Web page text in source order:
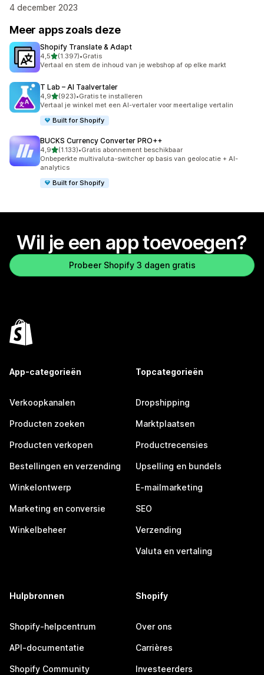
4 december 2023
Meer apps zoals deze
Shopify Translate & Adapt
4,5van 5 sterren
(1.397)
1397 recensies in totaal
•Gratis
Vertaal en stem de inhoud van je webshop af op elke markt
T Lab – AI Taalvertaler
4,9van 5 sterren
(923)
923 recensies in totaal
•Gratis te installeren
Vertaal je winkel met een AI-vertaler voor meertalige vertalin
Built for Shopify
BUCKS Currency Converter PRO++
4,9van 5 sterren
(1.133)
1133 recensies in totaal
•Gratis abonnement beschikbaar
Onbeperkte multivaluta-switcher op basis van geolocatie + AI-
analytics
Built for Shopify
Wil je een app toevoegen?
Probeer Shopify 3 dagen gratis
App-categorieën
Verkoopkanalen
Producten zoeken
Producten verkopen
Bestellingen en verzending
Winkelontwerp
Marketing en conversie
Winkelbeheer
Topcategorieën
Dropshipping
Marktplaatsen
Productrecensies
Upselling en bundels
E-mailmarketing
SEO
Verzending
Valuta en vertaling
Hulpbronnen
Shopify-helpcentrum
API-documentatie
Shopify Community
Shopify
Over ons
Carrières
Investeerders